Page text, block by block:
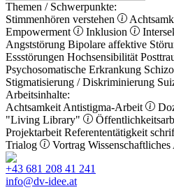
Themen / Schwerpunkte:
Stimmenhören verstehen
Empowerment
Inklusion
Angststörung Bipolare affektive
Essstörungen Hochsensibilität
Psychosomatische Erkrankung
Stigmatisierung / Diskriminierung
Arbeitsinhalte:
Achtsamkeit Antistigma-Arbeit
"Living Library"
Projektarbeit Referententätigkeit
Trialog
Vortrag Wissenschaftliches
+43 681 208 41 241
info@dv-idee.at